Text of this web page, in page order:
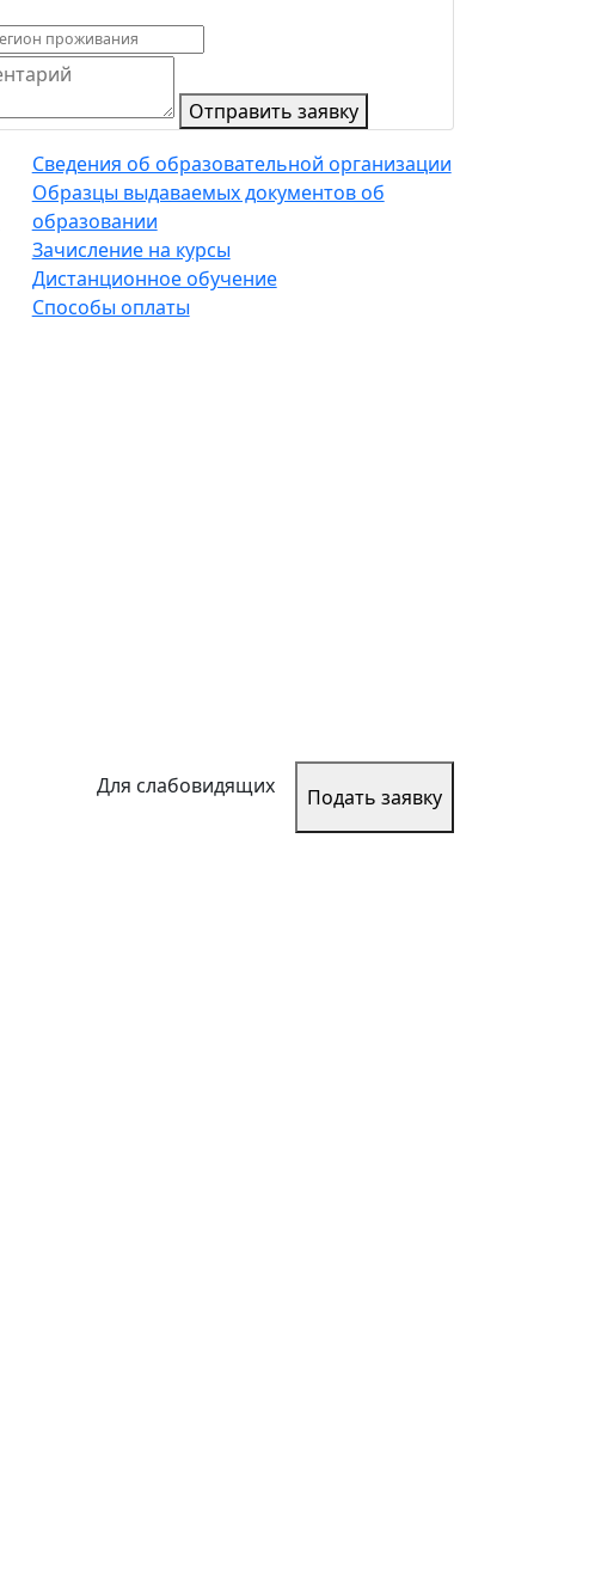
Отправить заявку
Сведения об образовательной организации
Образцы выдаваемых документов об
образовании
Зачисление на курсы
Дистанционное обучение
Способы оплаты
Для слабовидящих Подать заявку